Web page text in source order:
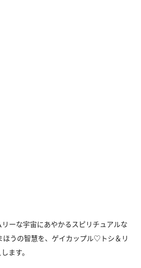
ーな宇宙にあやかるスピリチュアルな
ほうの智慧を、ゲイカップル♡トシ＆リ
ます。